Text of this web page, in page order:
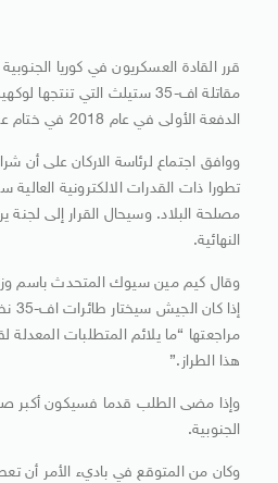
مقاتلة اف-35 ستيلث التي
الدفعة الأولى في عام 2018 في ختام عملية لتعزيز دفاعات البلاد.
ووافق اجتماع لرئاسة الاركان على أن
تطورا ذات القدرات الالكترونية
مصلحة البلاد. وسيحال القرار إلى لجنة
النهائية.
وقال كيم مين سيوك المتحدث باسم
مراجعتها “ما يلائم المتطلبات
هذا الطراز.”
وإذا مضى الطلب قدما فسيكون أكبر
الجنوبية.
وكان من المتوقع في باديء الأمر أن